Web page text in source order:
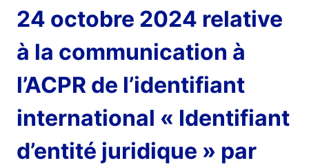
24 octobre 2024 relative
à la communication à
l’ACPR de l’identifiant
international « Identifiant
d’entité juridique » par